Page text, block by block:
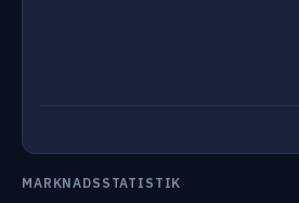
MARKNADSSTATISTIK